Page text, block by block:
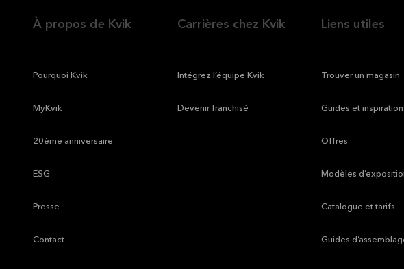
À propos de Kvik
Pourquoi Kvik
MyKvik
20ème anniversaire
ESG
Presse
Contact
Carrières chez Kvik
Intégrez l’équipe Kvik
Devenir franchisé
Liens utiles
Trouver un magasin
—Guides et inspiration
—Offres
Modèles
—Catalogue et tarifs
—Guides